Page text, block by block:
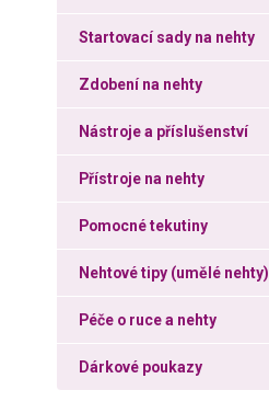
Startovací sady na nehty
Zdobení na nehty
Nástroje a příslušenství
Přístroje na nehty
Pomocné tekutiny
Nehtové tipy (umělé nehty)
Péče o ruce a nehty
Dárkové poukazy